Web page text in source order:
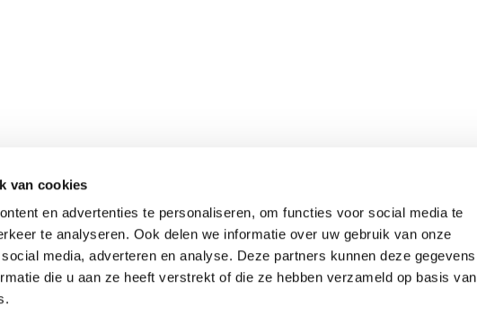
van cookies
en advertenties te personaliseren, om functies voor social media te
te analyseren. Ook delen we informatie over uw gebruik van onze
media, adverteren en analyse. Deze partners kunnen deze gegevens
die u aan ze heeft verstrekt of die ze hebben verzameld op basis van